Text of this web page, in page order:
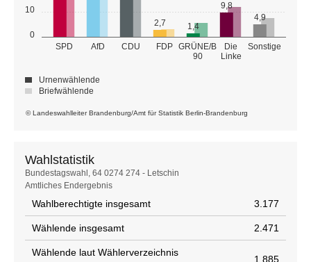
0
10
SPD AfD CDU FDP GRÜNE/B
90
Die
Linke
Sonstige
2,7 1,4
9,8
4,9
© Landeswahlleiter Brandenburg/Amt für Statistik Berlin-Brandenburg
Urnenwählende
Briefwählende
Wahlstatistik
Wahlstatistik
Bundestagswahl, 64 0274 274 - Letschin
Amtliches Endergebnis
Wahlberechtigte insgesamt 3.177
Wählende insgesamt 2.471
Wählende laut Wählerverzeichnis
1.885